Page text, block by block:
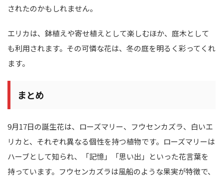
されたのかもしれません。
エリカは、鉢植えや寄せ植えとして楽しむほか、庭木として
も利用されます。その可憐な花は、冬の庭を明るく彩ってくれ
ます。
まとめ
9月17日の誕生花は、ローズマリー、フウセンカズラ、白いエ
リカと、それぞれ異なる個性を持つ植物です。ローズマリーは
ハーブとして知られ、「記憶」「思い出」といった花言葉を
持っています。フウセンカズラは風船のような果実が特徴で、